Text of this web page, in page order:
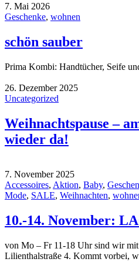
7. Mai 2026
Geschenke, wohnen
schön sauber
Prima Kombi: Handtücher, Seife
26. Dezember 2025
Uncategorized
Weihnachtspause –
wieder da!
7. November 2025
Accessoires, Aktion, Baby,
Mode, SALE, Weihnachten,
10.-14. November:
von Mo – Fr 11-18 Uhr sind wir
Lilienthalstraße 4. Kommt vorbei,